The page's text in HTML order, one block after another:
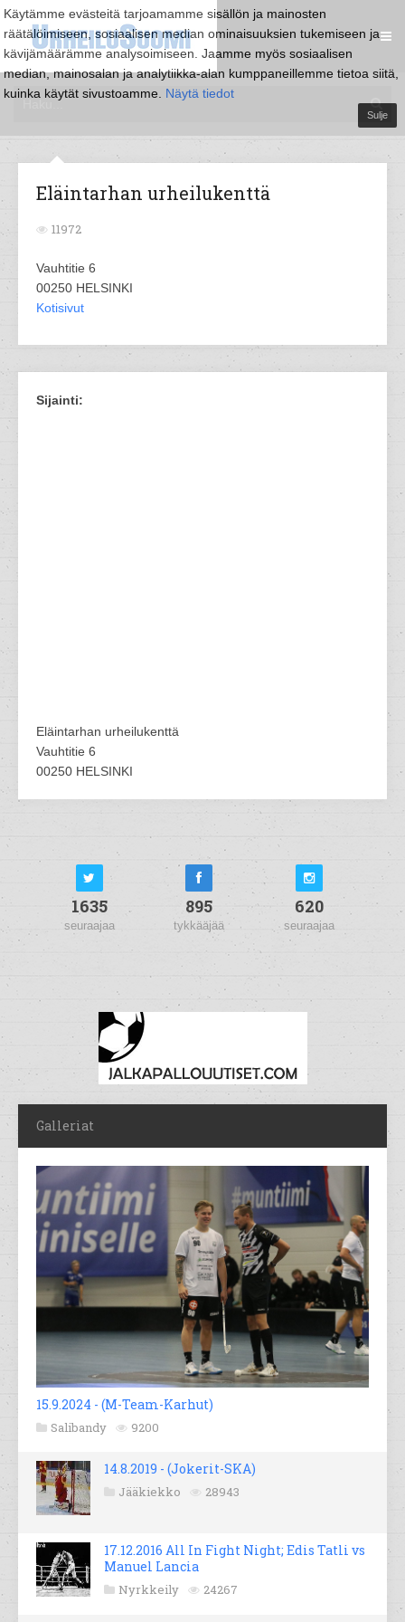
Käytämme evästeitä tarjoamamme sisällön ja mainosten
räätälöimiseen, sosiaalisen median ominaisuuksien tukemiseen ja
kävijämäärämme analysoimiseen. Jaamme myös sosiaalisen
median, mainosalan ja analytiikka-alan kumppaneillemme tietoa siitä,
kuinka käytät sivustoamme. Näytä tiedot
Sulje
Eläintarhan urheilukenttä
11972
Vauhtitie 6
00250 HELSINKI
Kotisivut
Sijainti:
Eläintarhan urheilukenttä
Vauhtitie 6
00250 HELSINKI
1635
seuraajaa
895
tykkääjää
620
seuraajaa
Galleriat
15.9.2024 - (M-Team-Karhut)
Salibandy 9200
14.8.2019 - (Jokerit-SKA)
Jääkiekko 28943
17.12.2016 All In Fight Night; Edis Tatli vs
Manuel Lancia
Nyrkkeily 24267